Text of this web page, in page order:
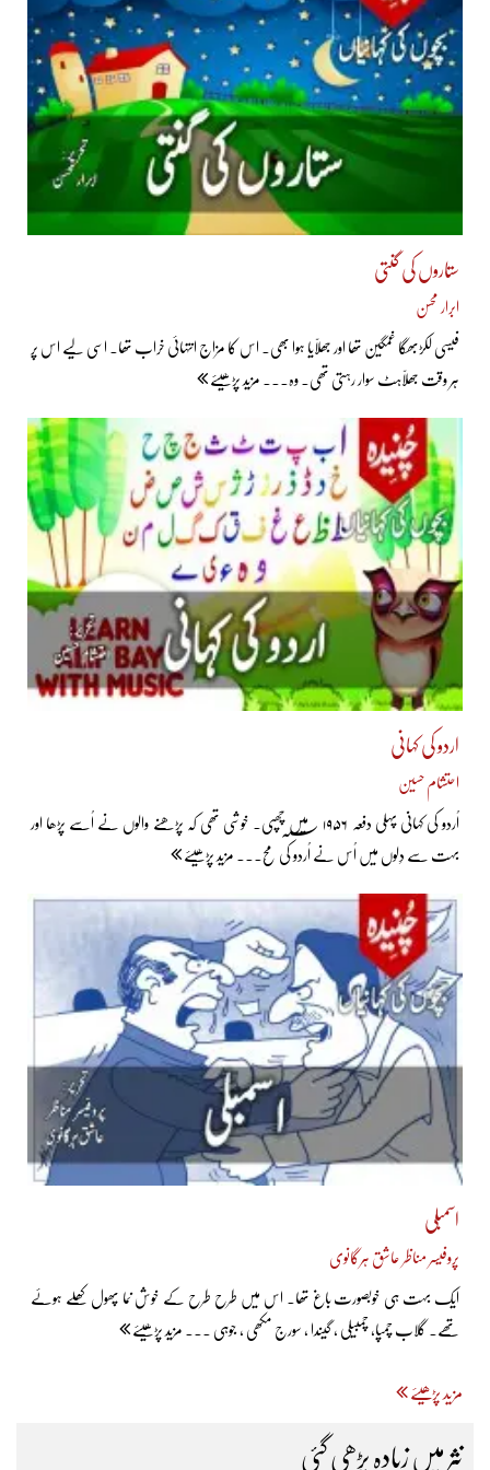
ستاروں کی گنتی
ابرار محسن
فیسی لکڑبھگا غمگین تھا اور جھلّایا ہوا بھی۔ اس کا مزاج انتہائی خراب تھا۔ اسی لیے اس پر
ہر وقت جھلّاہٹ سوار رہتی تھی۔ وہ... مزید پڑھیئے
اردو کی کہانی
احتشام حسین
اُردو کی کہانی پہلی دفعہ ۱۹۵۶ ؁ میں چھپی۔ خوشی تھی کہ پڑھنے والوں نے اُسے پڑھا اور
بہت سے دِلوں میں اُس نے اُردو کی مُح... مزید پڑھیئے
اسمبلی
پروفیسر مناظر عاشق ہرگانوی
ایک بہت ہی خوبصورت باغ تھا۔ اس میں طرح طرح کے خوش نما پھول کھلے ہوئے
تھے۔ گلاب چمپا، چمبیلی ، گیندا ، سورج مکھی ، جوہی ... مزید پڑھیئے
مزید پڑھیئے
نثر میں زیادہ پڑھی گئی